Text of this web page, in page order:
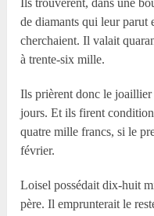
Ils trouvèrent, dans une
de diamants qui leur parut
cherchaient. Il valait
à trente-six mille.
Ils prièrent donc le joaillier
jours. Et ils firent
quatre mille francs, si le
février.
Loisel possédait dix-huit
père. Il emprunterait le